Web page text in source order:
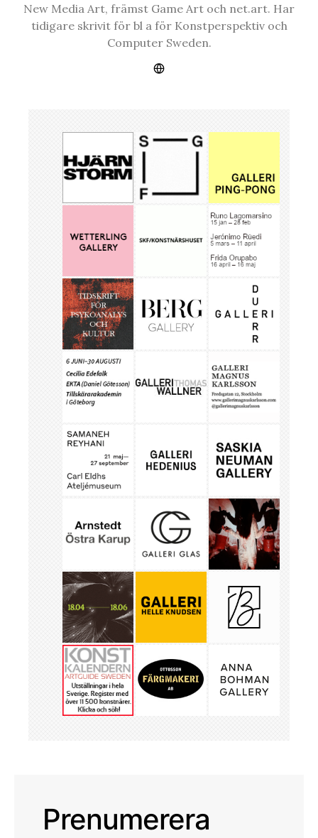
New Media Art, främst Game Art och net.art. Har
tidigare skrivit för bl a för Konstperspektiv och
Computer Sweden.
Prenumerera